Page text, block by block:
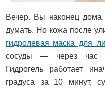
Вечер. Вы наконец
думать. Но кожа после
гидролевая маска для
сосуды — через час
Гидрогель работает
градуса за 10 минут,